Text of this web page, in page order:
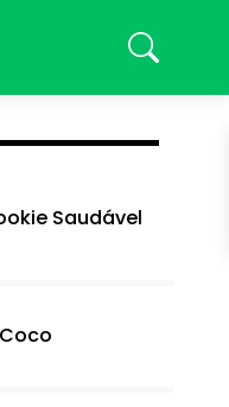
Saudável